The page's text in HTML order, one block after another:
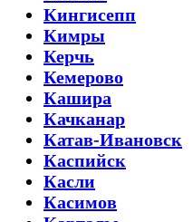
Кингисепп
Кимры
Керчь
Кемерово
Кашира
Качканар
Катав-Ивановск
Каспийск
Касли
Касимов